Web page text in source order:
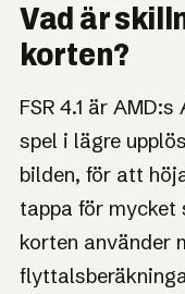
Vad är
korten?
FSR 4.1 är
spel i lägre
bilden, för att
tappa för mycket
korten använder